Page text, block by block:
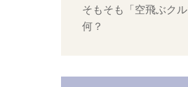
そもそも「空飛ぶク
何？